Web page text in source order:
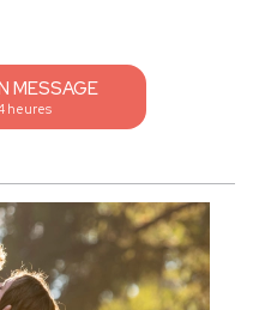
MESSAGE
heures